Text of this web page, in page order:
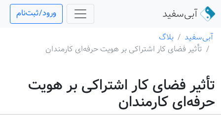
آبی‌سفید
ورود/ثبت‌نام
آبی‌سفید
بلاگ
تأثیر فضای کار اشتراکی بر هویت حرفه‌ای کارمندان
تأثیر فضای کار اشتراکی بر هویت
حرفه‌ای کارمندان